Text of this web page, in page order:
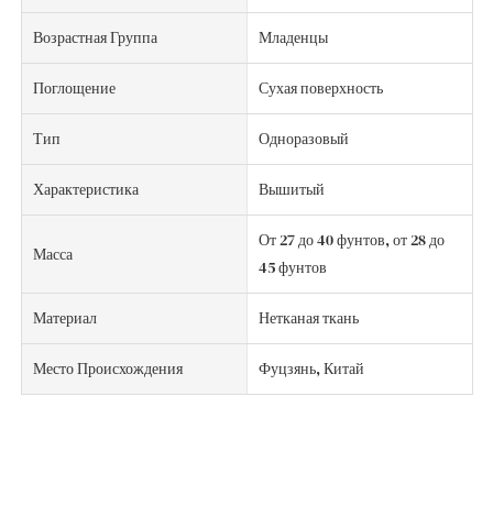
Возрастная Группа Младенцы
Поглощение Сухая поверхность
Тип Одноразовый
Характеристика Вышитый
Масса
От 27 до 40 фунтов, от 28 до
45 фунтов
Материал Нетканая ткань
Место Происхождения Фуцзянь, Китай